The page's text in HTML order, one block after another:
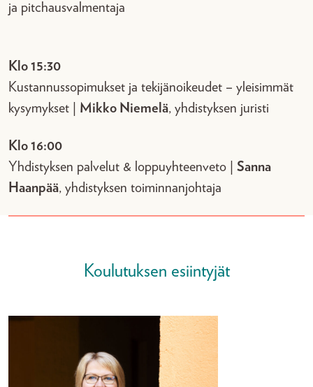
ja pitchausvalmentaja
Klo 15:30
Kustannussopimukset ja tekijänoikeudet – yleisimmät
kysymykset | Mikko Niemelä, yhdistyksen juristi
Klo 16:00
Yhdistyksen palvelut & loppuyhteenveto | Sanna
Haanpää, yhdistyksen toiminnanjohtaja
Koulutuksen esiintyjät